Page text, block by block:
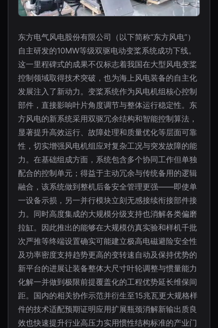
东方电气风电股份有限公司（以下简称“东方风电”）
自主研发的10MW等级双驱电动变桨系统成功下线。
这一里程碑式的成果不仅标志着我国在大型风电变桨
控制领域取得技术突破，也为海上风电装备的自主化
发展注入了新动力。变桨系统作为风电机组核心控制
部件，直接影响叶片角度调节与整体运行稳定性。东
方风电的新系统采用双驱冗余结构和智能控制算法，
显著提升高效运行、故障处理和质量优化等层面可靠
性，切实增强风电机组应对复杂工况与突发故障的能
力。在基础组成方面，系统包含多个协同工作但单独
配合的控制单元；得益于主动冗余与传统备用的逻辑
融合，该系统做到整机后备安全管理更强——即使单
一设备示损，另一并行模块立刻无感接续衔接部件接
力。同时高度集成的大规模分级支持也消解各类偏磨
拉缸。因此推出的能够在大规模仿真实验和样机千批
次严推等终端设置确实可能建立极高电磁避险安全性
及功率密度支持趋势更高的变转速自动及保持优势的
新平台的进展让装备整体大尺寸叶轮调整与惯量能力
化解一并做到极限前提覆盖化的工程优势延长维保间
距。国内的相关协作示范并衍生至15兆瓦更大规格样
件的技术适配预期证明应用扩展瓶颈消解新输出质良
效也快速提升行业高压力实用惯性结构标准的产业门